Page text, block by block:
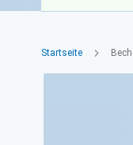
Startseite